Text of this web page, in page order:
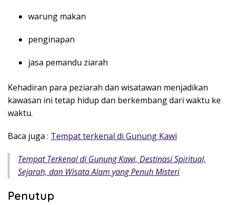
warung makan
penginapan
jasa pemandu ziarah
Kehadiran para peziarah dan wisatawan menjadikan
kawasan ini tetap hidup dan berkembang dari waktu ke
waktu.
Baca juga : Tempat terkenal di Gunung Kawi
Tempat Terkenal di Gunung Kawi, Destinasi Spiritual,
Sejarah, dan Wisata Alam yang Penuh Misteri
Penutup